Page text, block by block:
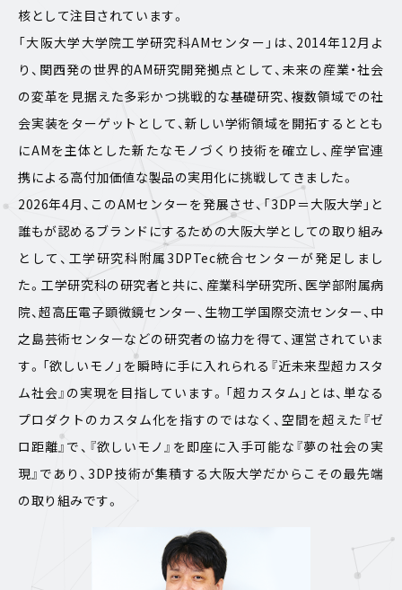
核として注目されています。
「大阪大学大学院工学研究科AMセンター」は、2014年12月よ
り、関西発の世界的AM研究開発拠点として、未来の産業・社会
の変革を見据えた多彩かつ挑戦的な基礎研究、複数領域での社
会実装をターゲットとして、新しい学術領域を開拓するととも
にAMを主体とした新たなモノづくり技術を確立し、産学官連
携による高付加価値な製品の実用化に挑戦してきました。
2026年4月、このAMセンターを発展させ、「3DP＝大阪大学」と
誰もが認めるブランドにするための大阪大学としての取り組み
として、工学研究科附属3DPTec統合センターが発足しまし
た。工学研究科の研究者と共に、産業科学研究所、医学部附属病
院、超高圧電子顕微鏡センター、生物工学国際交流センター、中
之島芸術センターなどの研究者の協力を得て、運営されていま
す。「欲しいモノ」を瞬時に手に入れられる『近未来型超カスタ
ム社会』の実現を目指しています。「超カスタム」とは、単なる
プロダクトのカスタム化を指すのではなく、空間を超えた『ゼ
ロ距離』で、『欲しいモノ』を即座に入手可能な『夢の社会の実
現』であり、3DP技術が集積する大阪大学だからこその最先端
の取り組みです。